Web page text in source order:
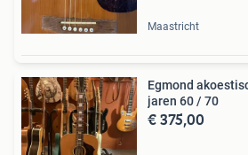
Maastricht
Egmond
jaren 60 / 70
€ 375,00